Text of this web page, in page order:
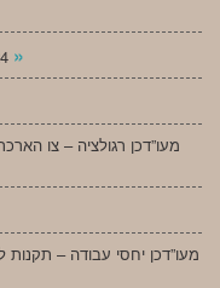
»
מעו”דכן יחסי עבודה – תקנות